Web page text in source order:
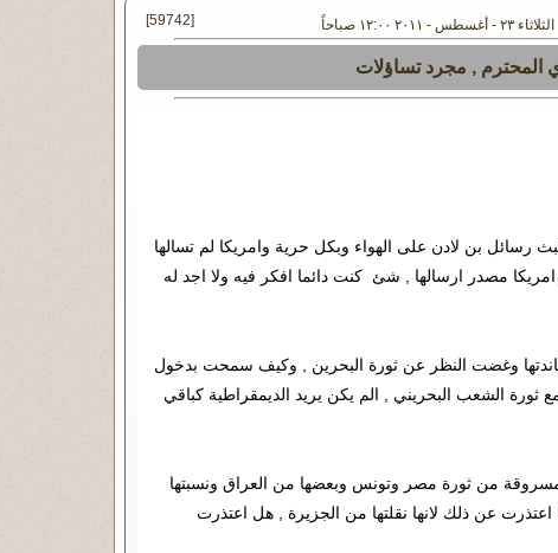
- ٢٠١١ ١٢:٠٠ صباحاً [59742]
المحترم , مجرد تساؤلات
رسائل بن لادن على الهواء وبكل حرية وامريكا لم تسالها
مصدر ارسالها , شئ كنت دائما افكر فيه ولا اجد له
وغضت النظر عن ثورة البحرين , وكيف سمحت بدخول
ثورة الشعب البحريني , الم يكن يريد الديمقراطية كباقي
المسروقة من ثورة مصر وتونس وبعضها من العراق ونسبتها
اعتذرت عن ذلك لانها نقلتها من الجزيرة , هل اعتذرت